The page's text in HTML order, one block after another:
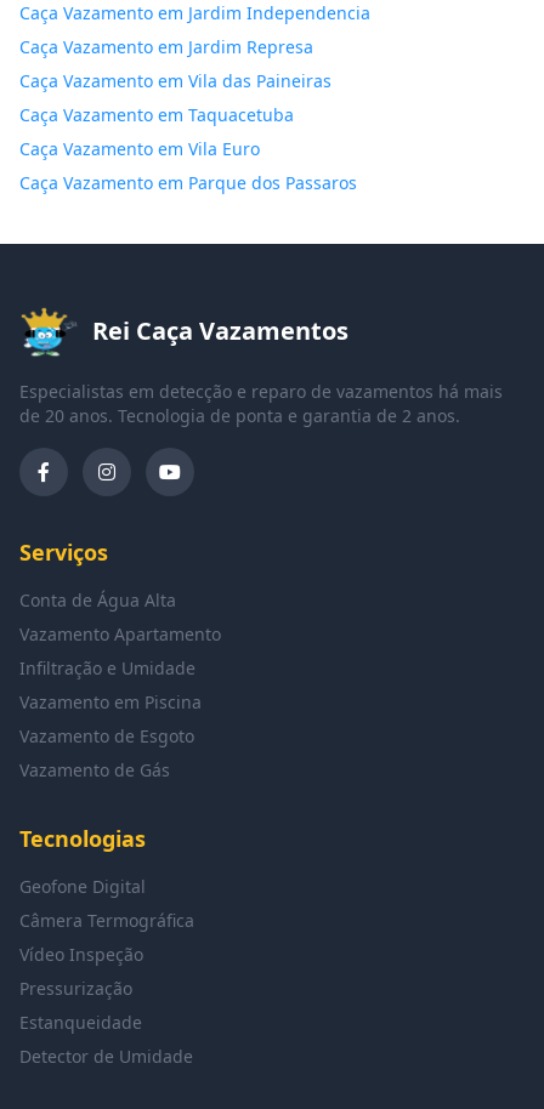
Caça Vazamento em Jardim Independencia
Caça Vazamento em Jardim Represa
Caça Vazamento em Vila das Paineiras
Caça Vazamento em Taquacetuba
Caça Vazamento em Vila Euro
Caça Vazamento em Parque dos Passaros
Rei Caça Vazamentos
Especialistas em detecção e reparo de vazamentos há mais
de 20 anos. Tecnologia de ponta e garantia de 2 anos.
Serviços
Conta de Água Alta
Vazamento Apartamento
Infiltração e Umidade
Vazamento em Piscina
Vazamento de Esgoto
Vazamento de Gás
Tecnologias
Geofone Digital
Câmera Termográfica
Vídeo Inspeção
Pressurização
Estanqueidade
Detector de Umidade